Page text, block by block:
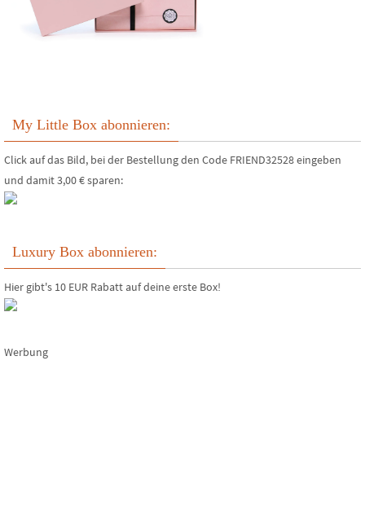
My Little Box abonnieren:
Click auf das Bild, bei der Bestellung den Code FRIEND32528 eingeben
und damit 3,00 € sparen:
Luxury Box abonnieren:
Hier gibt's 10 EUR Rabatt auf deine erste Box!
Werbung